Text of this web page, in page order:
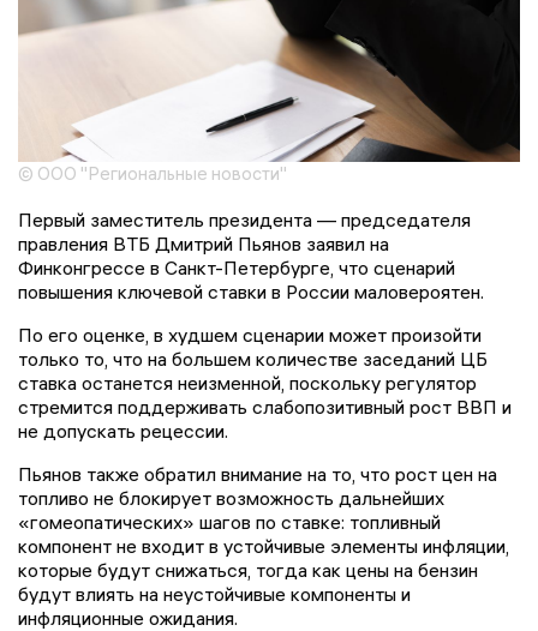
© ООО "Региональные новости"
Первый заместитель президента — председателя
правления ВТБ Дмитрий Пьянов заявил на
Финконгрессе в Санкт-Петербурге, что сценарий
повышения ключевой ставки в России маловероятен.
По его оценке, в худшем сценарии может произойти
только то, что на большем количестве заседаний ЦБ
ставка останется неизменной, поскольку регулятор
стремится поддерживать слабопозитивный рост ВВП и
не допускать рецессии.
Пьянов также обратил внимание на то, что рост цен на
топливо не блокирует возможность дальнейших
«гомеопатических» шагов по ставке: топливный
компонент не входит в устойчивые элементы инфляции,
которые будут снижаться, тогда как цены на бензин
будут влиять на неустойчивые компоненты и
инфляционные ожидания.